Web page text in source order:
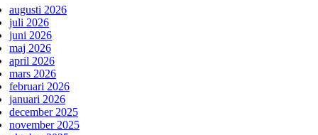
augusti 2026
juli 2026
juni 2026
maj 2026
april 2026
mars 2026
februari 2026
januari 2026
december 2025
november 2025